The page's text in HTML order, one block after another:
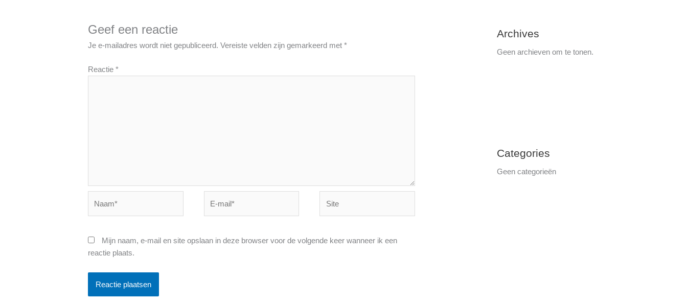
Geef een reactie
Je e-mailadres wordt niet gepubliceerd. Vereiste velden zijn gemarkeerd met*
Reactie*
mail*
Mijn naam, e-mail en site opslaan in deze browser voor de volgende keer wanneer ik een
reactie plaats.
Archives
Geen archieven om te tonen.
Categories
Geen categorieën